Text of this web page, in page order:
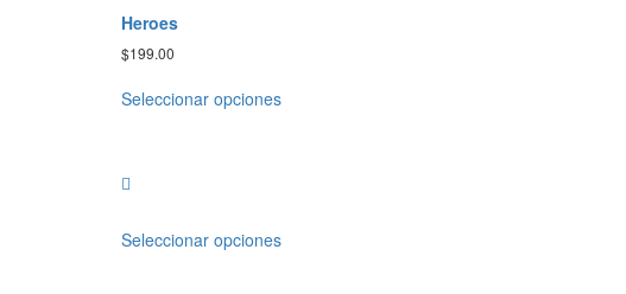
Heroes
$199.00
Seleccionar opciones
Seleccionar opciones